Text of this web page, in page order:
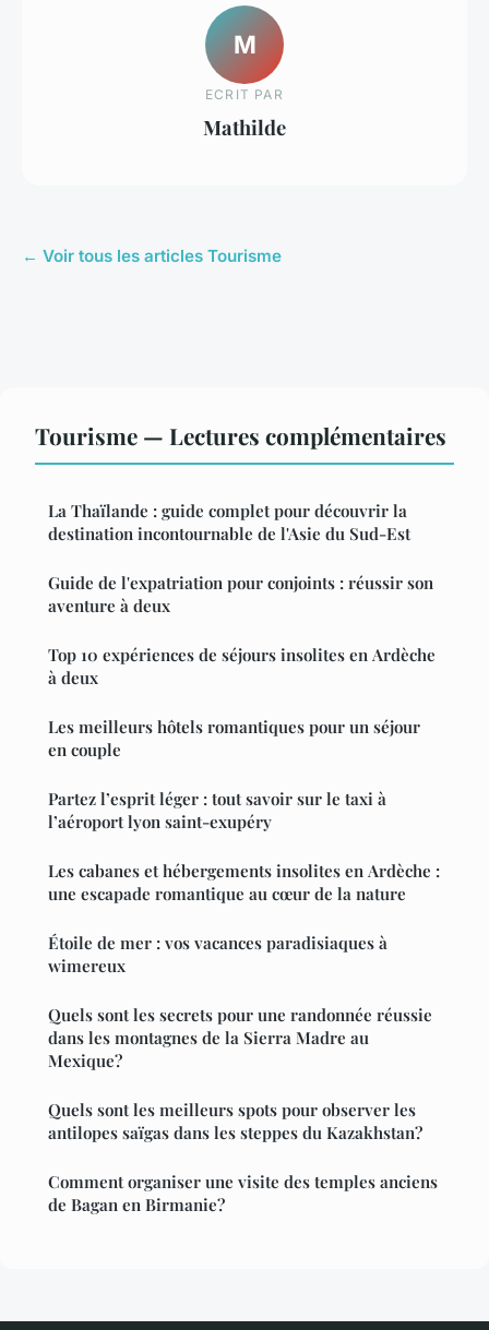
M
ECRIT PAR
Mathilde
← Voir tous les articles Tourisme
Tourisme — Lectures complémentaires
La Thaïlande : guide complet pour découvrir la
destination incontournable de l'Asie du Sud-Est
Guide de l'expatriation pour conjoints : réussir son
aventure à deux
Top 10 expériences de séjours insolites en Ardèche
à deux
Les meilleurs hôtels romantiques pour un séjour
en couple
Partez l’esprit léger : tout savoir sur le taxi à
l’aéroport lyon saint-exupéry
Les cabanes et hébergements insolites en Ardèche :
une escapade romantique au cœur de la nature
Étoile de mer : vos vacances paradisiaques à
wimereux
Quels sont les secrets pour une randonnée réussie
dans les montagnes de la Sierra Madre au
Mexique?
Quels sont les meilleurs spots pour observer les
antilopes saïgas dans les steppes du Kazakhstan?
Comment organiser une visite des temples anciens
de Bagan en Birmanie?